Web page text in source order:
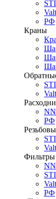
STI
РФ
Краны
STI
NN
РФ
STI
Фильтры
NN
STI
РФ